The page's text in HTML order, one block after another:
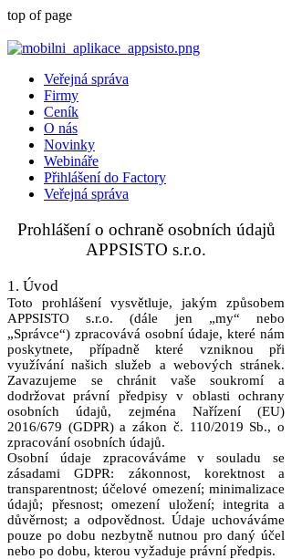
top of page
Veřejná správa
Firmy
Ceník
O nás
Novinky
Webináře
Přihlášení do Factory
Veřejná správa
Prohlášení o ochraně osobních údajů
APPSISTO s.r.o.
1. Úvod
Toto prohlášení vysvětluje, jakým způsobem
APPSISTO s.r.o. (dále jen „my“ nebo
„Správce“) zpracovává osobní údaje, které nám
poskytnete, případně které vzniknou při
využívání našich služeb a webových stránek.
Zavazujeme se chránit vaše soukromí a
dodržovat právní předpisy v oblasti ochrany
osobních údajů, zejména Nařízení (EU)
2016/679 (GDPR) a zákon č. 110/2019 Sb., o
zpracování osobních údajů.
Osobní údaje zpracováváme v souladu se
zásadami GDPR: zákonnost, korektnost a
transparentnost; účelové omezení; minimalizace
údajů; přesnost; omezení uložení; integrita a
důvěrnost; a odpovědnost. Údaje uchováváme
pouze po dobu nezbytně nutnou pro daný účel
nebo po dobu, kterou vyžaduje právní předpis.